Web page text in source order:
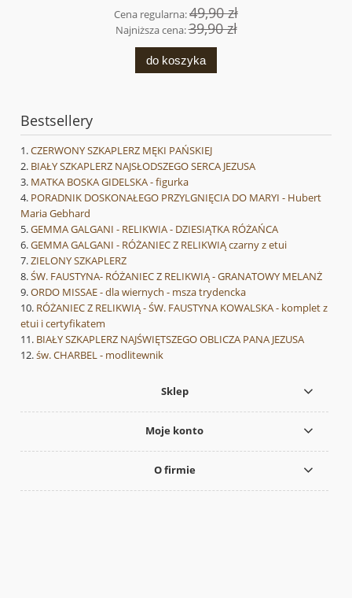
Cena regularna:49,90 zł
Najniższa cena:39,90 zł
do koszyka
Bestsellery
CZERWONY SZKAPLERZ MĘKI PAŃSKIEJ
BIAŁY SZKAPLERZ NAJSŁODSZEGO SERCA JEZUSA
MATKA BOSKA GIDELSKA - figurka
PORADNIK DOSKONAŁEGO PRZYLGNIĘCIA DO MARYI - Hubert
Maria Gebhard
GEMMA GALGANI - RELIKWIA - DZIESIĄTKA RÓŻAŃCA
GEMMA GALGANI - RÓŻANIEC Z RELIKWIĄ czarny z etui
ZIELONY SZKAPLERZ
ŚW. FAUSTYNA- RÓŻANIEC Z RELIKWIĄ - GRANATOWY MELANŻ
ORDO MISSAE - dla wiernych - msza trydencka
RÓŻANIEC Z RELIKWIĄ - ŚW. FAUSTYNA KOWALSKA - komplet z
etui i certyfikatem
BIAŁY SZKAPLERZ NAJŚWIĘTSZEGO OBLICZA PANA JEZUSA
św. CHARBEL - modlitewnik
Sklep
Moje konto
O firmie